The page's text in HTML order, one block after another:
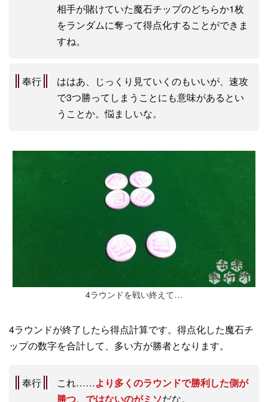
相手が賭けていた魔石チップのどちらか1枚
をランダムに奪って得点化することができま
すね。
奉行
ははあ、じっくり見ていくのもいいが、速攻
で3つ勝ってしまうことにも意味があるとい
うことか。悩ましいな。
4ラウンドを戦い終えて…
4ラウンドが終了したら得点計算です。得点化した魔石チ
ップの数字を合計して、多い方が勝者となります。
奉行 これ……より多くのラウンドで勝利した側が
勝つ、ではないのがミソだな。